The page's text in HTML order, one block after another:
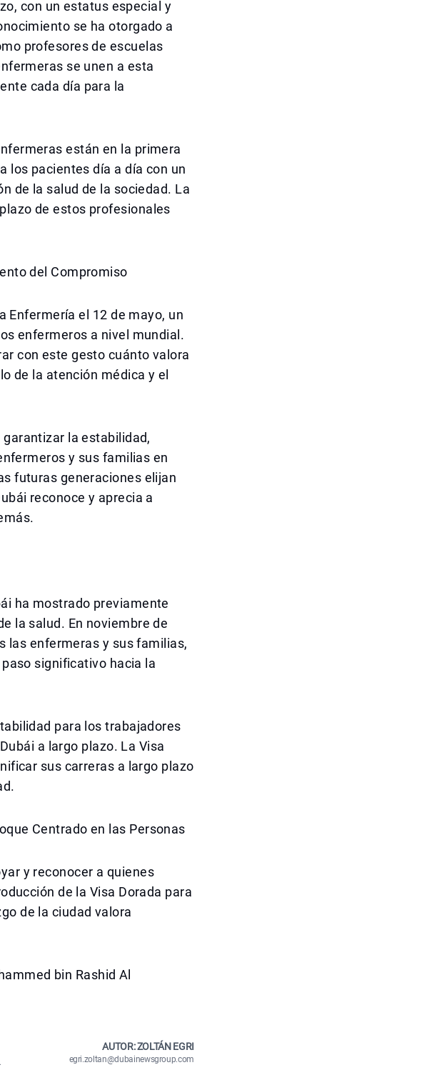
con un estatus especial y
se ha otorgado a
profesores de escuelas
se unen a esta
cada día para la
están en la primera
los pacientes día a día con un
de la salud de la sociedad. La
de estos profesionales
del Compromiso
Enfermería el 12 de mayo, un
enfermeros a nivel mundial.
con este gesto cuánto valora
de la atención médica y el
la estabilidad,
y sus familias en
futuras generaciones elijan
reconoce y aprecia a
ha mostrado previamente
la salud. En noviembre de
las enfermeras y sus familias,
significativo hacia la
para los trabajadores
a largo plazo. La Visa
sus carreras a largo plazo
Centrado en las Personas
y reconocer a quienes
de la Visa Dorada para
de la ciudad valora
bin Rashid Al
.
AUTOR: ZOLTÁN EGRI
egri.zoltan@dubainewsgroup.com